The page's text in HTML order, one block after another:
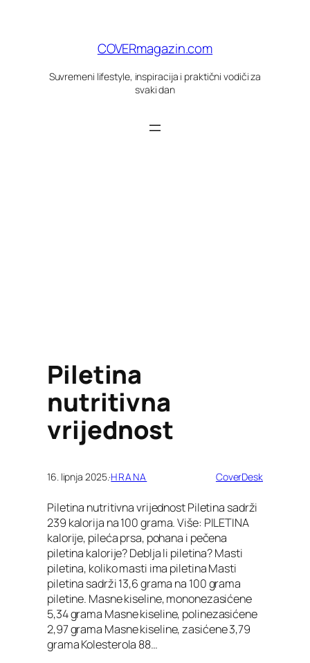
COVERmagazin.com
Suvremeni lifestyle, inspiracija i praktični vodiči za
svaki dan
Piletina
nutritivna
vrijednost
16. lipnja 2025.·HRANA CoverDesk
Piletina nutritivna vrijednost Piletina sadrži
239 kalorija na 100 grama. Više: PILETINA
kalorije, pileća prsa, pohana i pečena
piletina kalorije? Deblja li piletina? Masti
piletina, koliko masti ima piletina Masti
piletina sadrži 13,6 grama na 100 grama
piletine. Masne kiseline, mononezasićene
5,34 grama Masne kiseline, polinezasićene
2,97 grama Masne kiseline, zasićene 3,79
grama Kolesterola 88…